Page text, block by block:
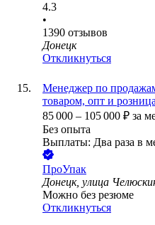
4.3
•
1390 отзывов
Донецк
Откликнуться
Менеджер по
товаром, опт и
85 000 – 105 000 ₽ за
Без опыта
Выплаты: Два раза в
ПроУпак
Донецк, улица
Можно без резюме
Откликнуться